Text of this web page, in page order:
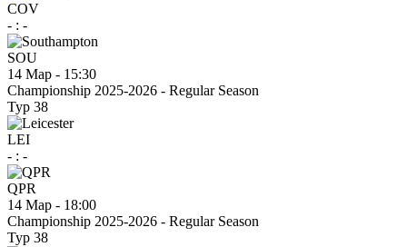
COV
- : -
SOU
14 Мар - 15:30
Championship 2025-2026 - Regular Season
Тур 38
LEI
- : -
QPR
14 Мар - 18:00
Championship 2025-2026 - Regular Season
Тур 38